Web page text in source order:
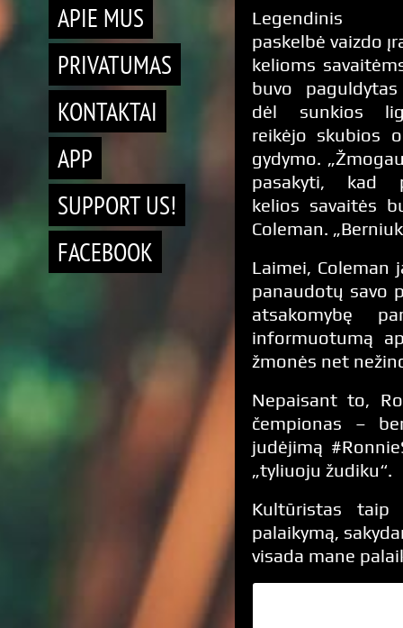
APIE MUS
PRIVATUMAS
KONTAKTAI
APP
SUPPORT US!
FACEBOOK
Legendinis
paskelbė vaizdo
kelioms
buvo
dėl sunkios
reikėjo skubios
gydymo.
pasakyti, kad
kelios savaitės
Coleman.
Laimei, Coleman
panaudotų savo
atsakomybę
informuotumą
žmonės net
Nepaisant to,
čempionas –
judėjimą
„tyliuoju žudiku“.
Kultūristas
palaikymą,
visada mane